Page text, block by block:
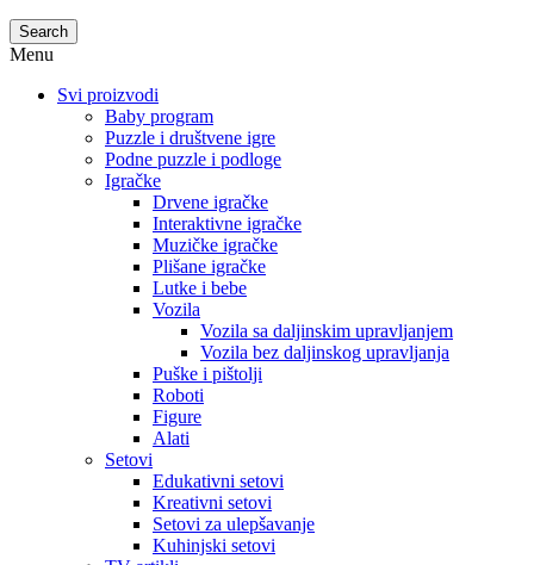
Search
Menu
Svi proizvodi
Baby program
Puzzle i društvene igre
Podne puzzle i podloge
Igračke
Drvene igračke
Interaktivne igračke
Muzičke igračke
Plišane igračke
Lutke i bebe
Vozila
Vozila sa daljinskim upravljanjem
Vozila bez daljinskog upravljanja
Puške i pištolji
Roboti
Figure
Alati
Setovi
Edukativni setovi
Kreativni setovi
Setovi za ulepšavanje
Kuhinjski setovi